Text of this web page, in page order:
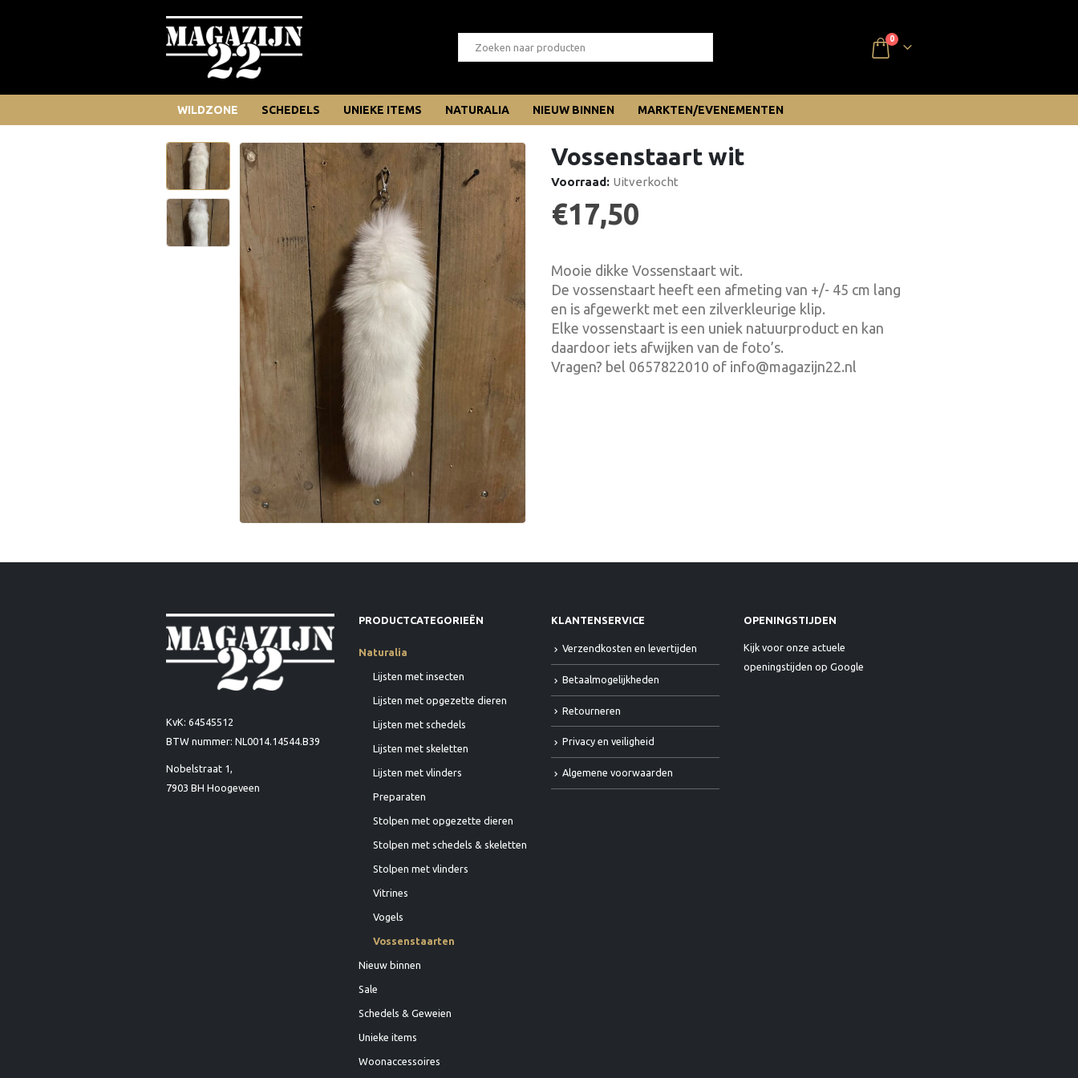
0
WILDZONE SCHEDELS UNIEKE ITEMS NATURALIA NIEUW BINNEN MARKTEN/EVENEMENTEN
Vossenstaart wit
Voorraad: Uitverkocht
€17,50
Mooie dikke Vossenstaart wit.
De vossenstaart heeft een afmeting van +/- 45 cm lang
en is afgewerkt met een zilverkleurige klip.
Elke vossenstaart is een uniek natuurproduct en kan
daardoor iets afwijken van de foto’s.
Vragen? bel 0657822010 of info@magazijn22.nl
KvK: 64545512
BTW nummer: NL0014.14544.B39
Nobelstraat 1,
7903 BH Hoogeveen
PRODUCTCATEGORIEËN
Naturalia
Lijsten met insecten
Lijsten met opgezette dieren
Lijsten met schedels
Lijsten met skeletten
Lijsten met vlinders
Preparaten
Stolpen met opgezette dieren
Stolpen met schedels & skeletten
Stolpen met vlinders
Vitrines
Vogels
Vossenstaarten
Nieuw binnen
Sale
Schedels & Geweien
Unieke items
Woonaccessoires
KLANTENSERVICE
Verzendkosten en levertijden
Betaalmogelijkheden
Retourneren
Privacy en veiligheid
Algemene voorwaarden
OPENINGSTIJDEN
Kijk voor onze actuele
openingstijden op Google